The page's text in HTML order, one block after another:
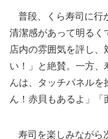
普段、くら寿司に行
清潔感があって明るく
店内の雰囲気を評し、
い！」と絶賛。一方、
んは、タッチパネルを
ん！赤貝もあるよ」「
寿司を楽しみながら